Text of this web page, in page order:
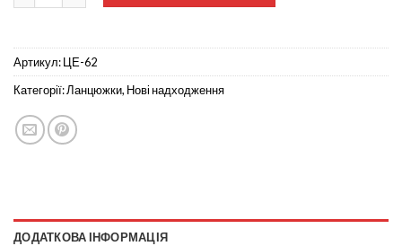
Артикул:ЦЕ-62
Категорії:Ланцюжки, Нові надходження
ДОДАТКОВА ІНФОРМАЦІЯ